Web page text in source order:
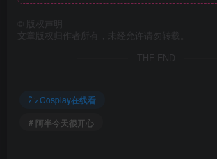
版权声明
文章版权归作者所有，未经允许请勿转载。
THE END
Cosplay在线看
# 阿半今天很开心